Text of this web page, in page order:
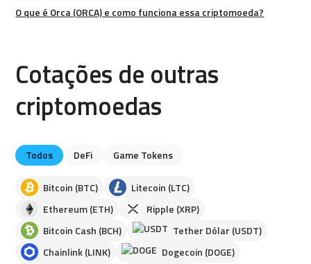
O que é Orca (ORCA) e como funciona essa criptomoeda?
Cotações de outras
criptomoedas
Todos DeFi Game Tokens
Bitcoin (BTC)
Litecoin (LTC)
Ethereum (ETH)
Ripple (XRP)
Bitcoin Cash (BCH)
Tether Dólar (USDT)
Chainlink (LINK)
Dogecoin (DOGE)